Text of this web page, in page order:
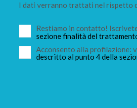
I dati verranno trattati nel rispetto
Restiamo in contatto!
sezione finalità del
Acconsento alla profilazione:
descritto al punto 4 della